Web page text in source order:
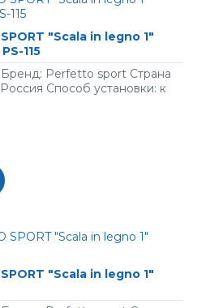
"Scala in legno 1"
115
Бренд: Perfetto sport Страна
Способ установки: к
"Scala in legno 1"